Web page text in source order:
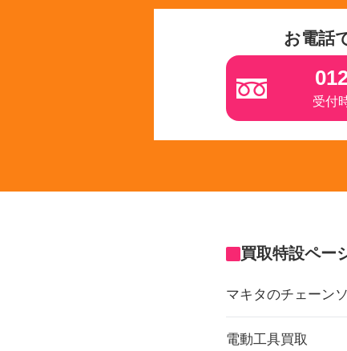
お電話
受付
買取特設ペー
マキタのチェーン
電動工具買取